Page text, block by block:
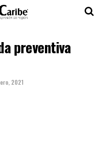
preventiva
2021